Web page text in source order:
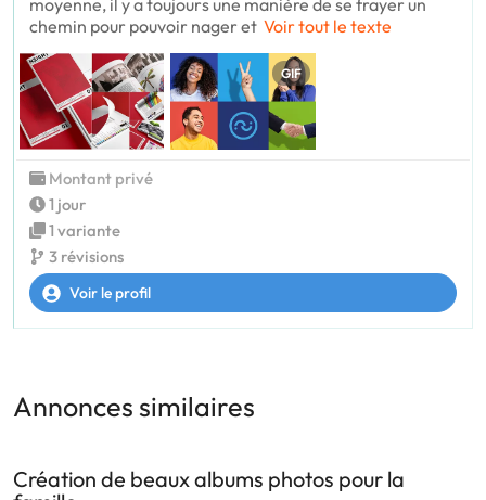
moyenne, il y a toujours une manière de se frayer un
chemin pour pouvoir nager et Voir tout le texte
GIF
Montant privé
1 jour
1 variante
3 révisions
Voir le profil
Annonces similaires
Création de beaux albums photos pour la